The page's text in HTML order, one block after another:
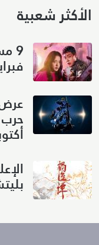
الأكثر شعبية
9
فبراير
أكتوبر